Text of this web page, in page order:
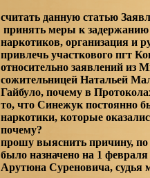
считать данную статью
принять меры к
наркотиков, организация и
привлечь участкового пгт
относительно заявлений из
сожительницей Натальей
Гайбуло, почему в
то, что Синежук постоянно
наркотики, которые
почему?
прошу выяснить причину, по
было назначено на 1
Арутюна Суреновича, судья